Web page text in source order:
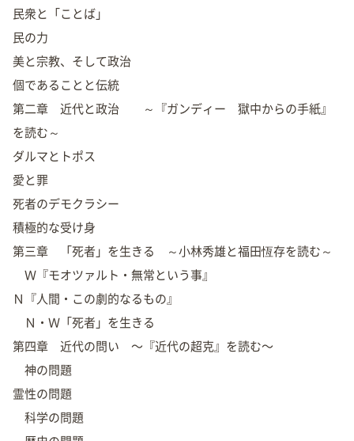
民衆と「ことば」
民の力
美と宗教、そして政治
個であることと伝統
第二章 近代と政治 ～『ガンディー 獄中からの手紙』
を読む～
ダルマとトポス
愛と罪
死者のデモクラシー
積極的な受け身
第三章 「死者」を生きる ～小林秀雄と福田恆存を読む～
Ｗ『モオツァルト・無常という事』
Ｎ『人間・この劇的なるもの』
Ｎ・Ｗ「死者」を生きる
第四章 近代の問い 〜『近代の超克』を読む〜
神の問題
霊性の問題
科学の問題